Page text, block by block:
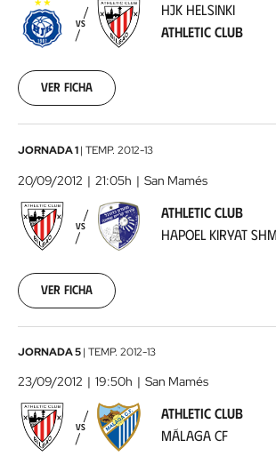
Athletic
Club2012-
30
00:00:00
VS
HJK HELSINKI
ATHLETIC CLUB
Ver ficha
Athletic
Club
-
Hapoel
Kiryat
09-
20
00:00:00
JORNADA 1| TEMP. 2012-13
20/09/2012 21:05h San Mamés
VS
ATHLETIC CLUB
HAPOEL KIRYAT
Ver ficha
Athletic
Club
-
Málaga
CF2012-
JORNADA 5| TEMP. 2012-13
23/09/2012 19:50h San Mamés
VS
ATHLETIC CLUB
MÁLAGA CF